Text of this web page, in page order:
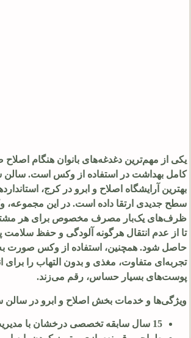
یکی از مهم‌ترین دغدغه‌های بانوان هنگام
کامل بهداشت در استفاده از وکس است. سالن
بهترین آرایشگاه اصلاح و ابرو در کرج،
سطح جدیدی ارتقا داده است. در این
ظرف‌های یک‌بار مصرف مخصوص برای هر
تا از عدم انتقال هرگونه آلودگی و حفظ
حاصل شود. همچنین، استفاده از وکس صورت
تجربه‌ای متفاوت، مغذی و بدون التهاب را برای
پوست‌های بسیار حساس، رقم می‌زند.
ویژگی‌ها و خدمات بخش اصلاح و ابرو در سالن
15 سال سابقه تخصصی درخشان با مدیریت خانم سپیده نوری